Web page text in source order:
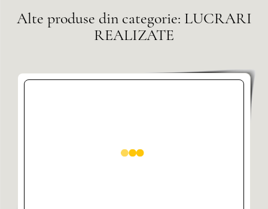
Alte produse din categorie: LUCRARI
REALIZATE